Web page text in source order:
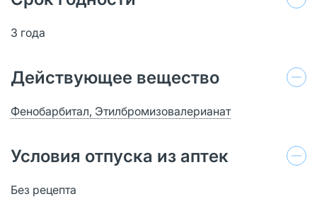
3 года
Действующее вещество
Фенобарбитал, Этилбромизовалерианат
Условия отпуска из аптек
Без рецепта